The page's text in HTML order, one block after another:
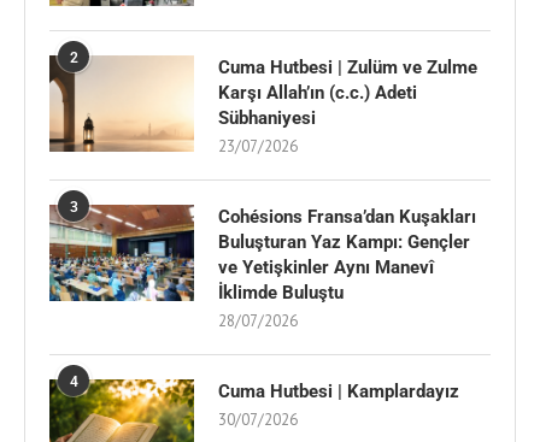
2
Cuma Hutbesi | Zulüm ve Zulme
Karşı Allah’ın (c.c.) Adeti
Sübhaniyesi
23/07/2026
3
Cohésions Fransa’dan Kuşakları
Buluşturan Yaz Kampı: Gençler
ve Yetişkinler Aynı Manevî
İklimde Buluştu
28/07/2026
4 Cuma Hutbesi | Kamplardayız
30/07/2026